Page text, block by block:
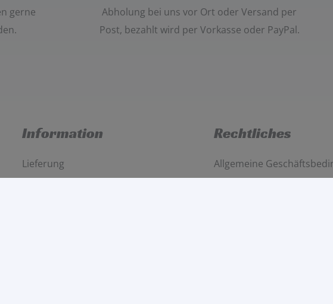
gerne
Abholung bei uns vor Ort oder Versand per
Post, bezahlt wird per Vorkasse oder PayPal.
Information
Lieferung
Rechtliches
Allgemeine